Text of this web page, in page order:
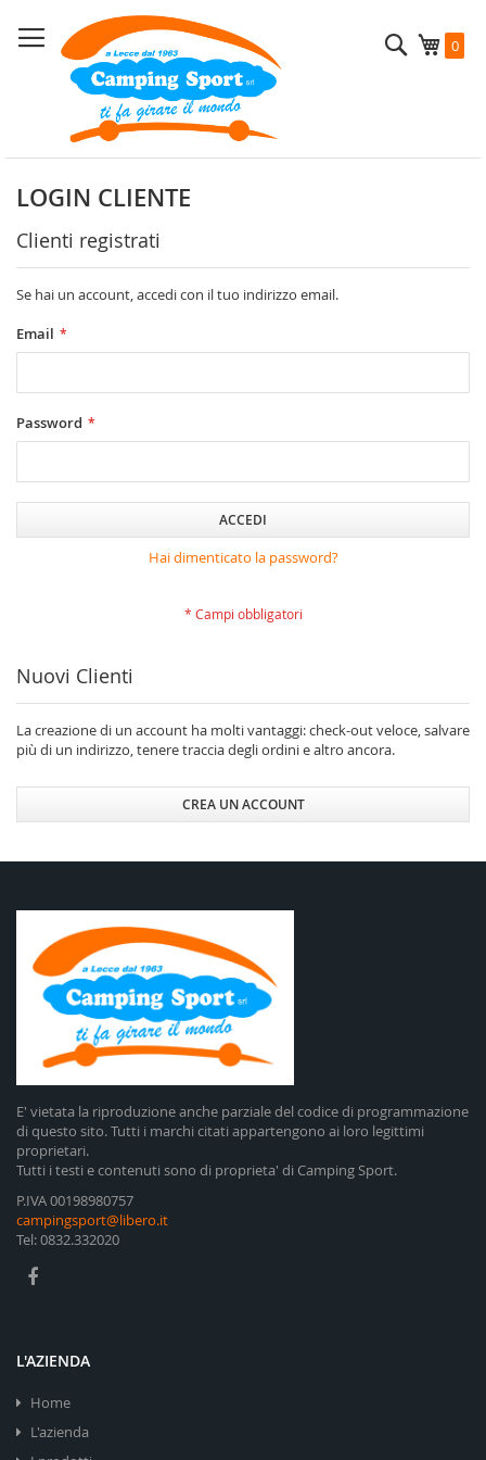
al
contenuto
0
Cerca
LOGIN CLIENTE
Clienti registrati
Se hai un account, accedi con il tuo indirizzo email.
Email
Password
ACCEDI
Hai dimenticato la password?
Nuovi Clienti
La creazione di un account ha molti vantaggi: check-out veloce, salvare
più di un indirizzo, tenere traccia degli ordini e altro ancora.
CREA UN ACCOUNT
E' vietata la riproduzione anche parziale del codice di programmazione
di questo sito. Tutti i marchi citati appartengono ai loro legittimi
proprietari.
Tutti i testi e contenuti sono di proprieta' di Camping Sport.
P.IVA 00198980757
campingsport@libero.it
Tel: 0832.332020
L'AZIENDA
Home
L'azienda